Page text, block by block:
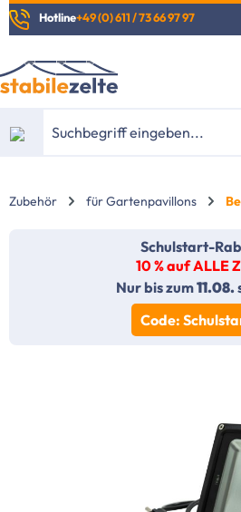
springen
Hotline+49 (0) 611 / 73 66 97 97
Zubehör für Gartenpavillons
Schulstart-
10 % auf ALLE
Nur bis zum11.08.
Code: